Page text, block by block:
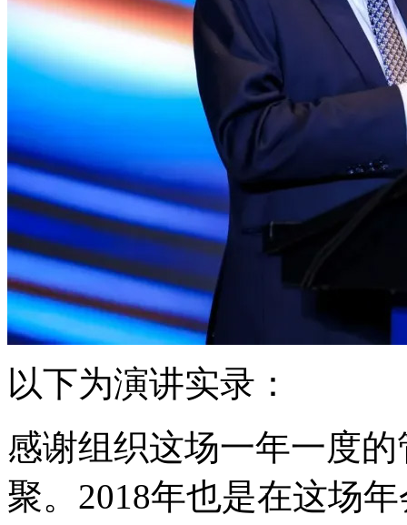
以下为演讲实录：
感谢组织这场一年一度的
聚。2018年也是在这场年